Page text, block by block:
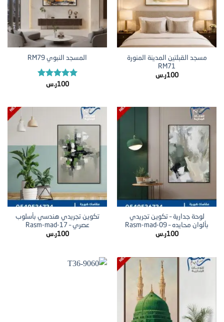
مسجد القبلتين المدينة المنورة
RM71
100ر.س
المسجد النبوي RM79
تم التقييم
100ر.س
لوحة جدارية – تكوين تجريدي
بألوان محايده – Rasm-mad-09
100ر.س
تكوين تجريدي هندسي بأسلوب
عصري – Rasm-mad-17
100ر.س